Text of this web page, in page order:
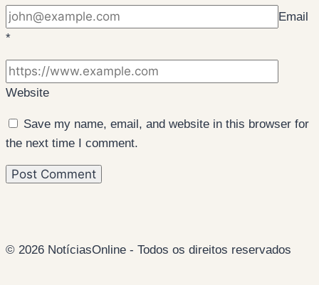
Email
*
Website
Save my name, email, and website in this browser for
the next time I comment.
© 2026 NotíciasOnline - Todos os direitos reservados